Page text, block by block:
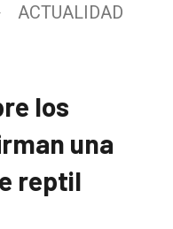
ACTUALIDAD
los
una
reptil